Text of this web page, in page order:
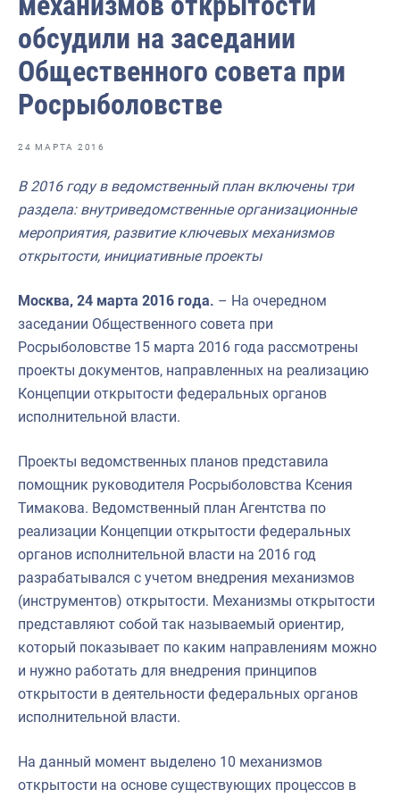
Ответственный секретарь Общественного совета
Председатель Общественного совета
Члены Общественного совета (состав 2024-2027)
Кандидату в Общественный совет
Требования к кандидатам и НКО
Референтные группы
Интернет-конференции
Государство для людей
обсудили на заседании
Общественного совета при
Росрыболовстве
24 МАРТА 2016
В 2016 году в ведомственный план включены три
раздела: внутриведомственные организационные
мероприятия, развитие ключевых механизмов
открытости, инициативные проекты
Москва, 24 марта 2016 года. – На очередном
заседании Общественного совета при
Росрыболовстве 15 марта 2016 года рассмотрены
проекты документов, направленных на реализацию
Концепции открытости федеральных органов
исполнительной власти.
Проекты ведомственных планов представила
помощник руководителя Росрыболовства Ксения
Тимакова. Ведомственный план Агентства по
реализации Концепции открытости федеральных
органов исполнительной власти на 2016 год
разрабатывался с учетом внедрения механизмов
(инструментов) открытости. Механизмы открытости
представляют собой так называемый ориентир,
который показывает по каким направлениям можно
и нужно работать для внедрения принципов
открытости в деятельности федеральных органов
исполнительной власти.
На данный момент выделено 10 механизмов
открытости на основе существующих процессов в